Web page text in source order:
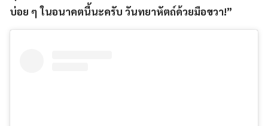
บ่อย ๆ ในอนาคตนี้นะครับ วันทยาหัตถ์ด้วยมือขวา!”